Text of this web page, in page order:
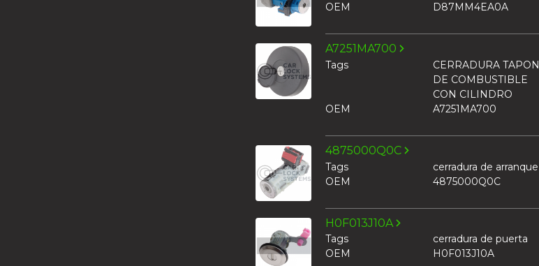
OEM
D87MM4EA0A
A7251MA700
Tags
CERRADURA TAPON
DE COMBUSTIBLE
CON CILINDRO
OEM
A7251MA700
4875000Q0C
Tags
cerradura de arranque
OEM
4875000Q0C
H0F013J10A
Tags
cerradura de puerta
OEM
H0F013J10A